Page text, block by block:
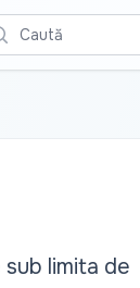
limita de